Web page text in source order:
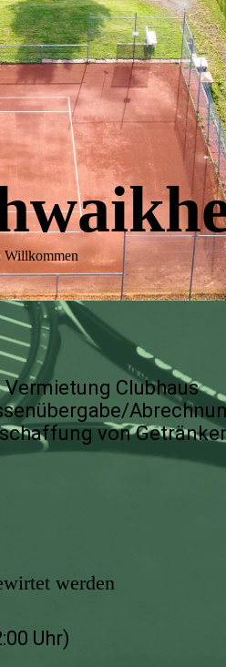
Willkommen
Clubhaus
Abrechnung
von
werden
Uhr)